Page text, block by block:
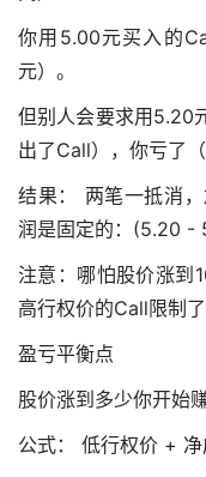
你用5.00元买入的
元）。
但别人会要求用5.20
出了Call），你亏了
结果： 两笔一抵消
润是固定的：(5.20 -
注意：哪怕股价涨到
高行权价的Call限制了
盈亏平衡点
股价涨到多少你开始
公式： 低行权价 +